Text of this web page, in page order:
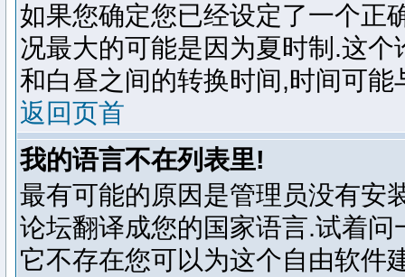
如果您确定您已经设定了一个正
况最大的可能是因为夏时制.这
和白昼之间的转换时间,时间可
返回页首
我的语言不在列表里!
最有可能的原因是管理员没有安
论坛翻译成您的国家语言.试着
它不存在您可以为这个自由软件